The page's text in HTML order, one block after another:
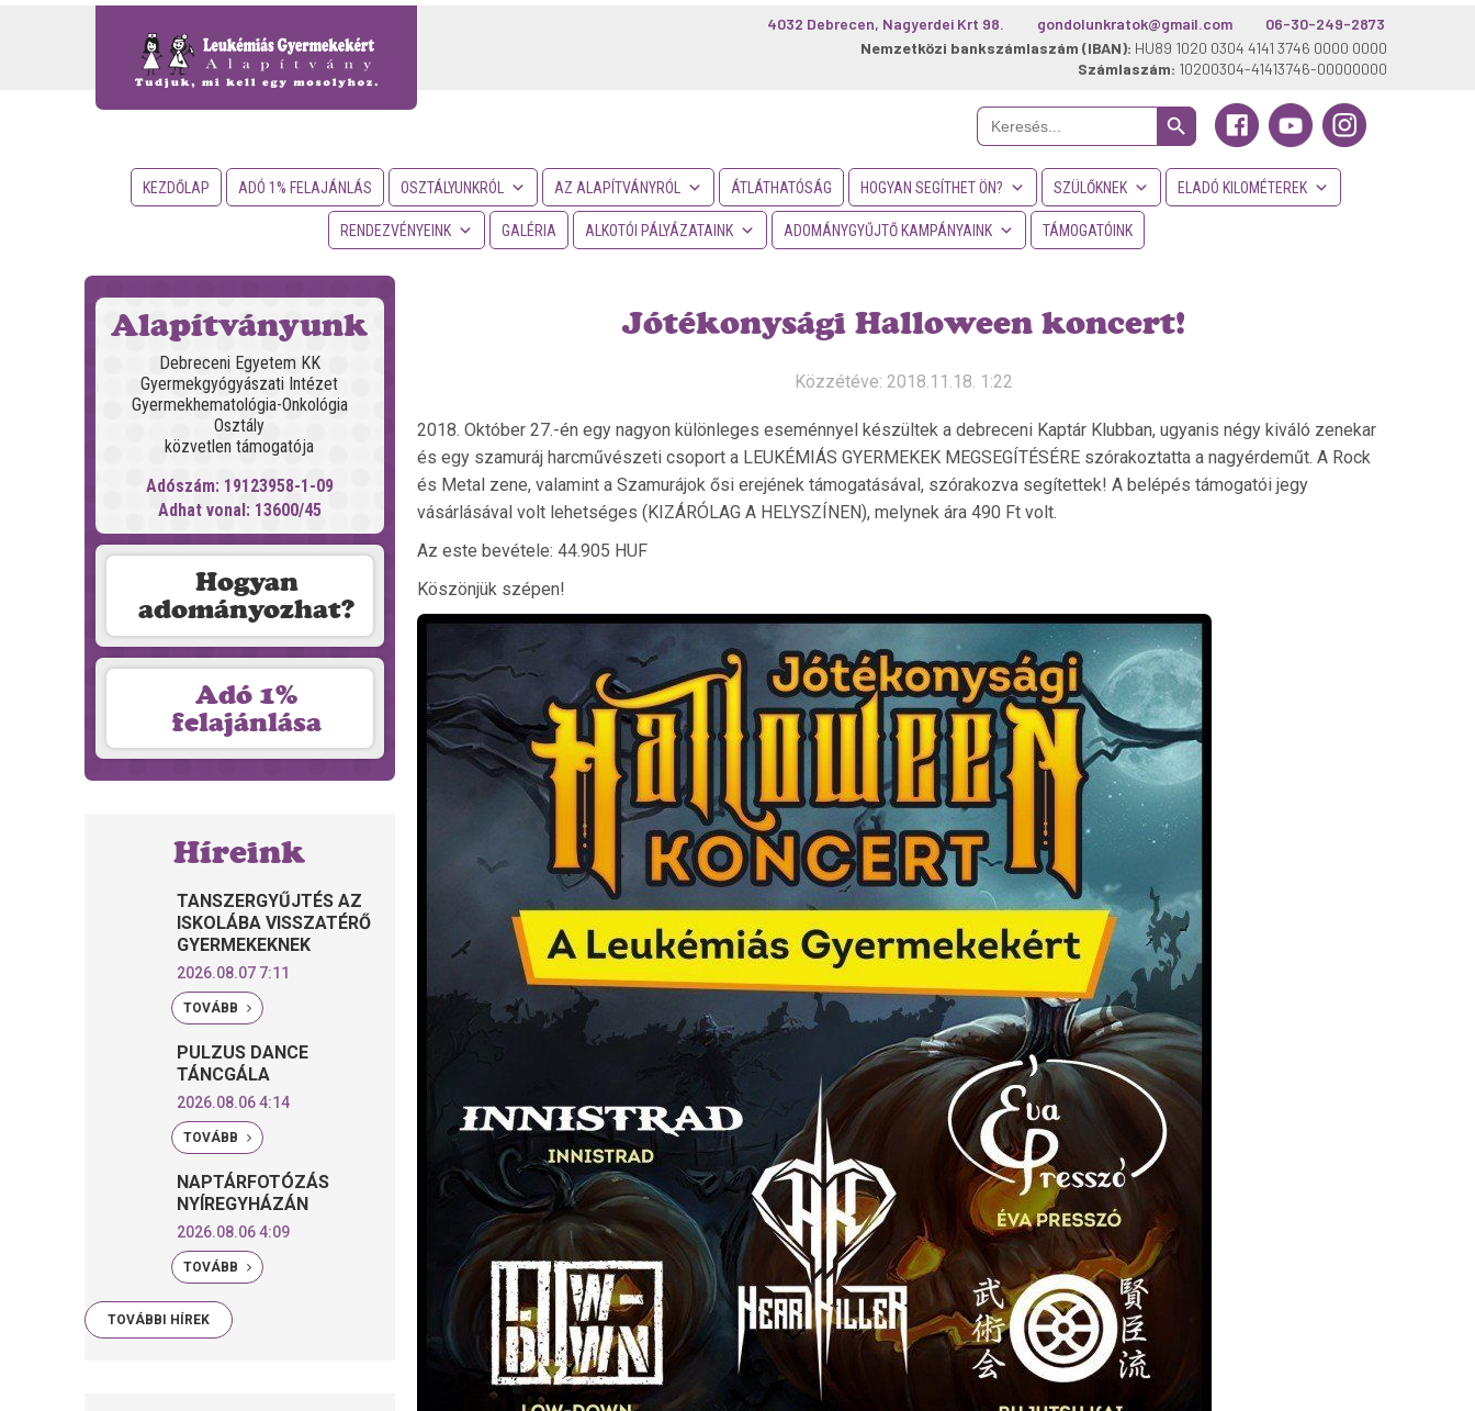
06-30-249-2873
gondolunkratok@gmail.com
4032 Debrecen, Nagyerdei Krt 98.
Nemzetközi bankszámlaszám (IBAN): HU89 1020 0304 4141 3746 0000 0000
Számlaszám: 10200304-41413746-00000000
Search
for:
Search Button
KEZDŐLAP ADÓ 1% FELAJÁNLÁS OSZTÁLYUNKRÓL AZ ALAPÍTVÁNYRÓL ÁTLÁTHATÓSÁG HOGYAN SEGÍTHET ÖN? SZÜLŐKNEK ELADÓ KILOMÉTEREK
RENDEZVÉNYEINK GALÉRIA ALKOTÓI PÁLYÁZATAINK ADOMÁNYGYŰJTŐ KAMPÁNYAINK TÁMOGATÓINK
Alapítványunk
Debreceni Egyetem KK
Gyermekgyógyászati Intézet
Gyermekhematológia-Onkológia
Osztály
közvetlen támogatója
Adószám: 19123958-1-09
Adhat vonal: 13600/45
Hogyan
adományozhat?
Adó 1%
felajánlása
Híreink
TANSZERGYŰJTÉS AZ
ISKOLÁBA VISSZATÉRŐ
GYERMEKEKNEK
2026.08.07 7:11
TOVÁBB
PULZUS DANCE
TÁNCGÁLA
2026.08.06 4:14
TOVÁBB
NAPTÁRFOTÓZÁS
NYÍREGYHÁZÁN
2026.08.06 4:09
TOVÁBB
TOVÁBBI HÍREK
Jótékonysági Halloween koncert!
Közzétéve: 2018.11.18. 1:22
2018. Október 27.-én egy nagyon különleges eseménnyel készültek a debreceni Kaptár Klubban, ugyanis négy kiváló zenekar
és egy szamuráj harcművészeti csoport a LEUKÉMIÁS GYERMEKEK MEGSEGÍTÉSÉRE szórakoztatta a nagyérdeműt. A Rock
és Metal zene, valamint a Szamurájok ősi erejének támogatásával, szórakozva segítettek! A belépés támogatói jegy
vásárlásával volt lehetséges (KIZÁRÓLAG A HELYSZÍNEN), melynek ára 490 Ft volt.
Az este bevétele: 44.905 HUF
Köszönjük szépen!